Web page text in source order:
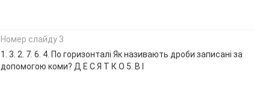
Номер слайду 3
1. 3. 2. 7. 6. 4. По горизонталі Як називають дроби записані за
допомогою коми? Д Е С Я Т К О 5. В І